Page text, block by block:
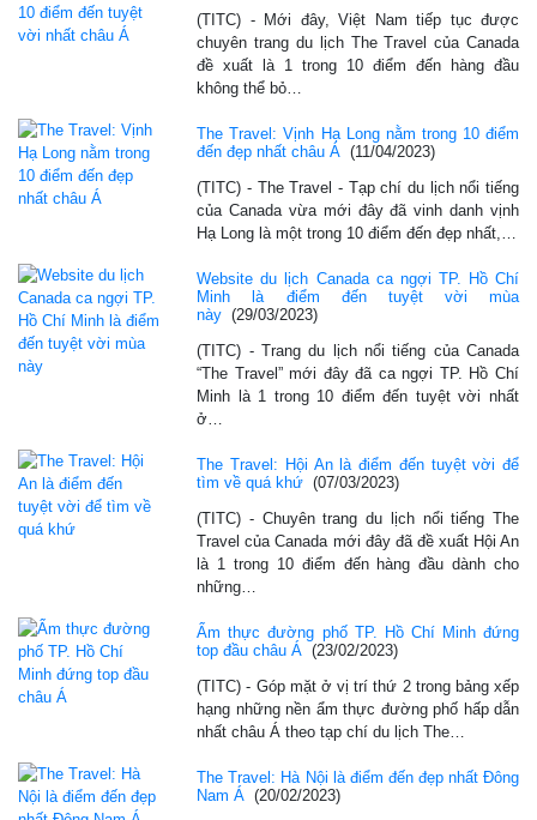
(TITC) - Mới đây, Việt Nam tiếp tục được
chuyên trang du lịch The Travel của Canada
đề xuất là 1 trong 10 điểm đến hàng đầu
không thể bỏ…
The Travel: Vịnh Hạ Long nằm trong 10 điểm
đến đẹp nhất châu Á (11/04/2023)
(TITC) - The Travel - Tạp chí du lịch nổi tiếng
của Canada vừa mới đây đã vinh danh vịnh
Hạ Long là một trong 10 điểm đến đẹp nhất,…
Website du lịch Canada ca ngợi TP. Hồ Chí
Minh là điểm đến tuyệt vời mùa
này (29/03/2023)
(TITC) - Trang du lịch nổi tiếng của Canada
“The Travel” mới đây đã ca ngợi TP. Hồ Chí
Minh là 1 trong 10 điểm đến tuyệt vời nhất
ở…
The Travel: Hội An là điểm đến tuyệt vời để
tìm về quá khứ (07/03/2023)
(TITC) - Chuyên trang du lịch nổi tiếng The
Travel của Canada mới đây đã đề xuất Hội An
là 1 trong 10 điểm đến hàng đầu dành cho
những…
Ẩm thực đường phố TP. Hồ Chí Minh đứng
top đầu châu Á (23/02/2023)
(TITC) - Góp mặt ở vị trí thứ 2 trong bảng xếp
hạng những nền ẩm thực đường phố hấp dẫn
nhất châu Á theo tạp chí du lịch The…
The Travel: Hà Nội là điểm đến đẹp nhất Đông
Nam Á (20/02/2023)